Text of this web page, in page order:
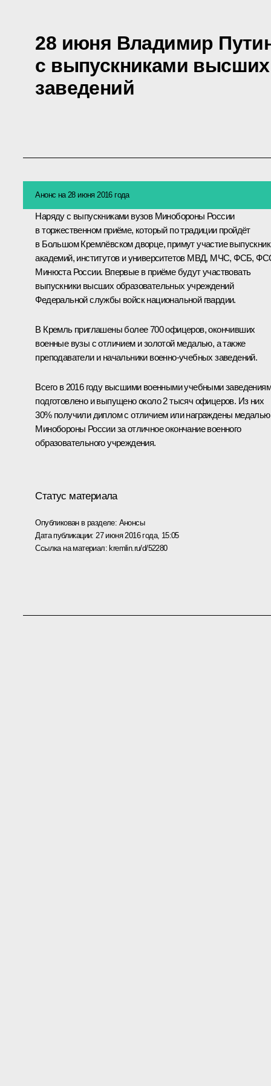
28 июня Владимир
с выпускниками
заведений
Анонс на 28 июня 2016 года
Наряду с выпускниками вузов Минобороны России
в торжественном приёме, который по традиции пройдёт
в Большом Кремлёвском дворце, примут участие
академий, институтов и университетов МВД, МЧС, ФСБ,
Минюста России. Впервые в приёме будут участвовать
выпускники высших образовательных учреждений
Федеральной службы войск национальной гвардии.
В Кремль приглашены более 700 офицеров, окончивших
военные вузы с отличием и золотой медалью, а также
преподаватели и начальники военно-учебных заведений.
Всего в 2016 году высшими военными учебными
подготовлено и выпущено около 2 тысяч офицеров. Из них
30% получили диплом с отличием или награждены медалью
Минобороны России за отличное окончание военного
образовательного учреждения.
Статус материала
Опубликован в разделе: Анонсы
Дата публикации: 27 июня 2016 года, 15:05
Ссылка на материал:kremlin.ru/d/52280